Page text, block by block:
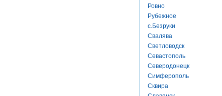
Ровно
Рубежное
с.Безруки
Свалява
Светловодск
Севастополь
Северодонецк
Симферополь
Сквира